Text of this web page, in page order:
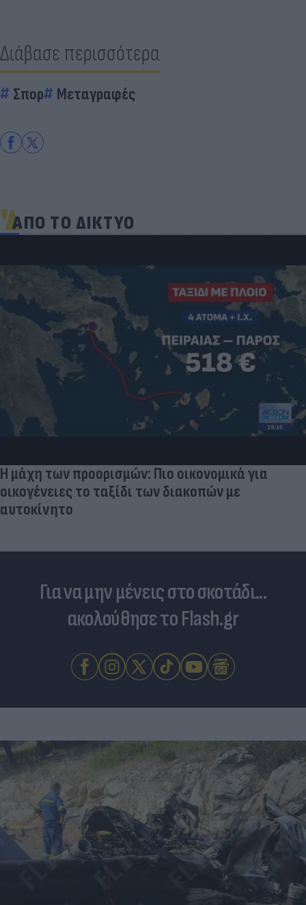
Διάβασε περισσότερα
Σπορ Μεταγραφές
ΑΠΟ ΤΟ ΔΙΚΤΥΟ
Η μάχη των προορισμών: Πιο οικονομικά για
οικογένειες το ταξίδι των διακοπών με
αυτοκίνητο
Για να μην μένεις στο σκοτάδι...
ακολούθησε το Flash.gr